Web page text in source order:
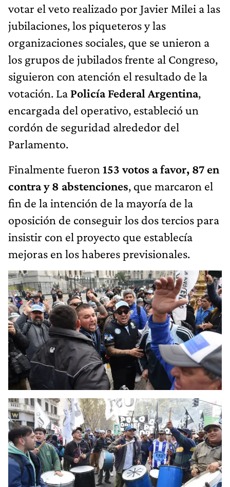
votar el veto realizado por Javier Milei a las
jubilaciones, los piqueteros y las
organizaciones sociales, que se unieron a
los grupos de jubilados frente al Congreso,
siguieron con atención el resultado de la
votación. La Policía Federal Argentina,
encargada del operativo, estableció un
cordón de seguridad alrededor del
Parlamento.
Finalmente fueron 153 votos a favor, 87 en
contra y 8 abstenciones, que marcaron el
fin de la intención de la mayoría de la
oposición de conseguir los dos tercios para
insistir con el proyecto que establecía
mejoras en los haberes previsionales.